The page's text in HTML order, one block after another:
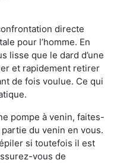
directe
pour l’homme. En
lisse que le dard d’une
et rapidement retirer
de fois voulue. Ce qui
pompe à venin, faites-
du venin en vous.
épiler si toutefois il est
vous de